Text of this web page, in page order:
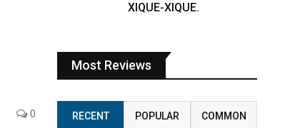
0
XIQUE-XIQUE.
Most Reviews
RECENT POPULAR COMMON